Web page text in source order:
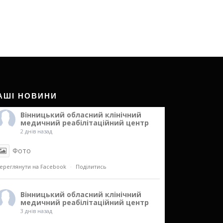
НОВИНИ
Вінницький обласний клінічний
медичний реабілітаційний центр
2 днів назад
Фото
на Facebook · Поділитись
Вінницький обласний клінічний
медичний реабілітаційний центр
3 днів назад